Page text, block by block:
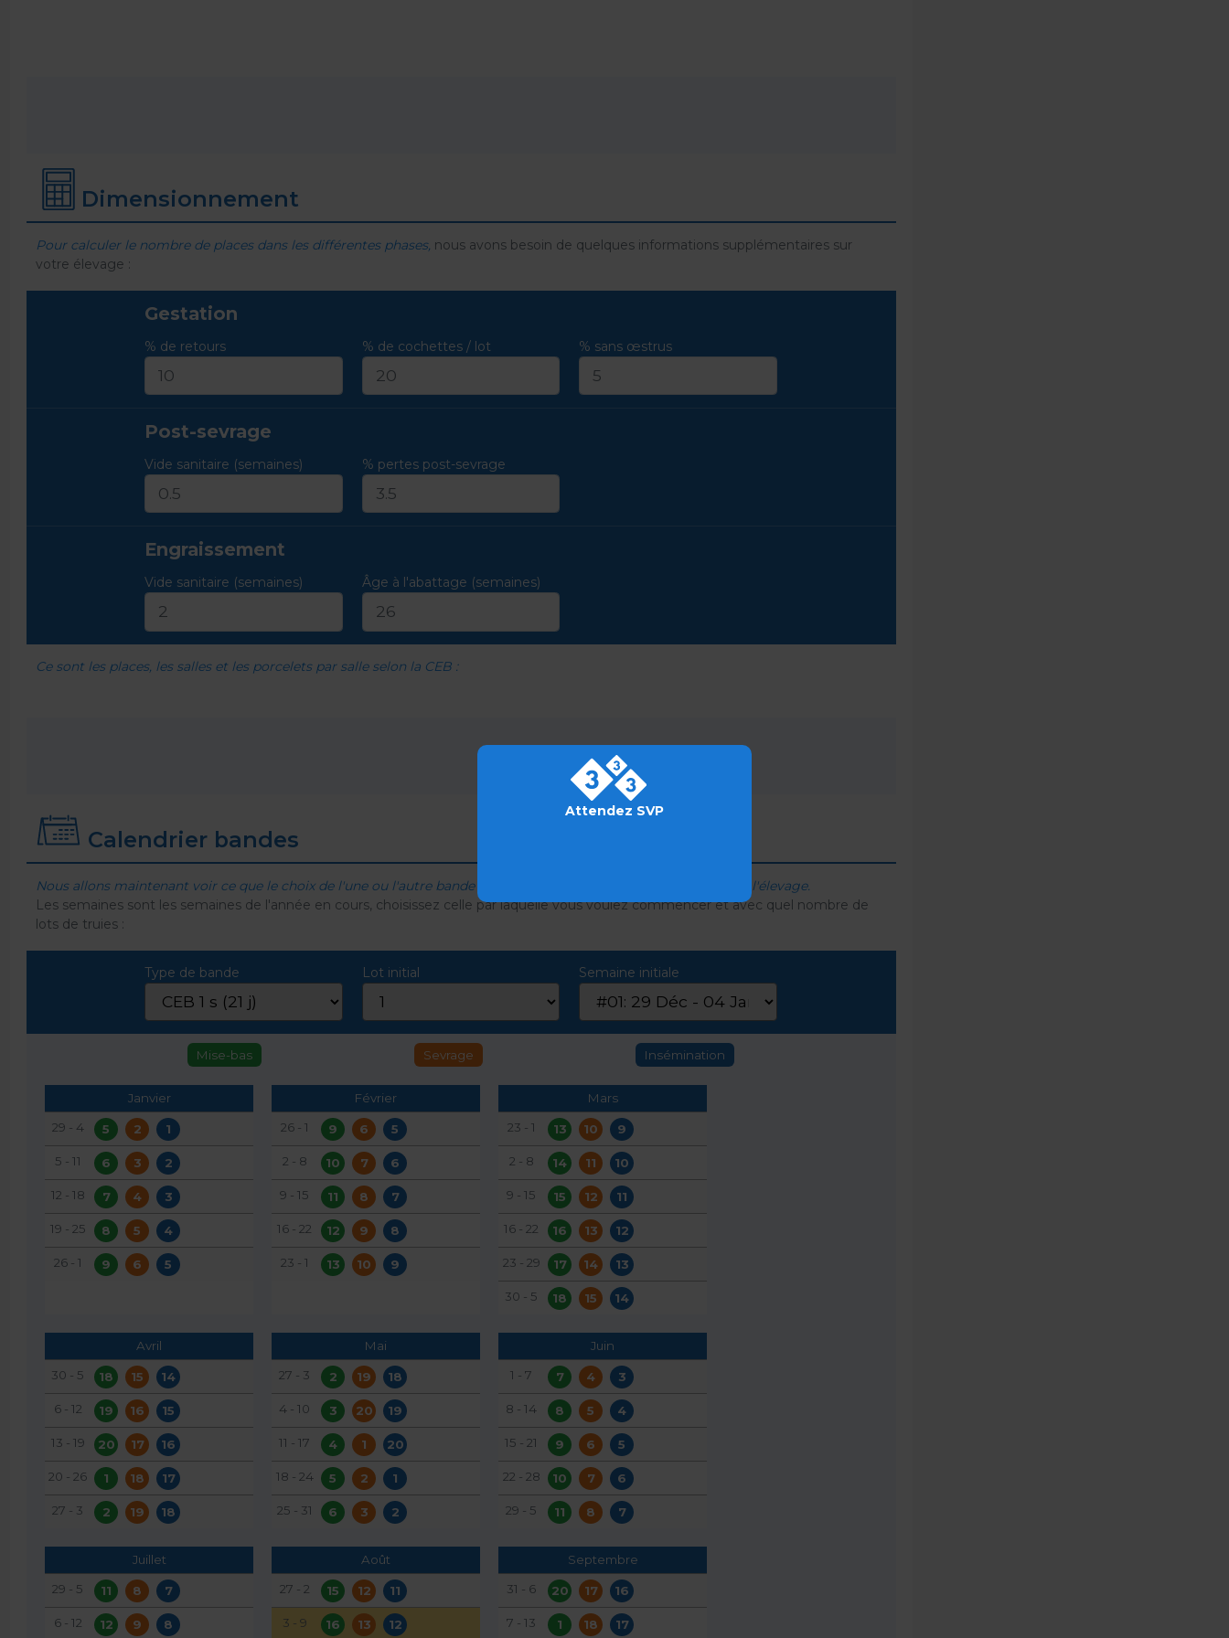
Dimensionnement
Pour calculer le nombre de places dans les différentes phases, nous avons besoin de quelques informations supplémentaires sur
votre élevage :
Gestation
% de retours % de cochettes / lot % sans œstrus
Post-sevrage
Vide sanitaire (semaines) % pertes post-sevrage
Engraissement
Vide sanitaire (semaines) Âge à l'abattage (semaines)
Ce sont les places, les salles et les porcelets par salle selon la CEB :
Calendrier bandes
Nous allons maintenant voir ce que le choix de l'une ou l'autre bande signifie pour les tâches hebdomadaires de l'élevage.
Les semaines sont les semaines de l'année en cours, choisissez celle par laquelle vous voulez commencer et avec quel nombre de
lots de truies :
Type de bande Lot initial Semaine initiale
Mise-bas Sevrage Insémination
Janvier
29 - 4
5 2 1
5 - 11 6 3 2
12 - 18 7 4 3
19 - 25 8 5 4
26 - 1 9 6 5
Février
26 - 1
9 6 5
2 - 8 10 7 6
9 - 15 11 8 7
16 - 22 12 9 8
23 - 1 13 10 9
Mars
23 - 1
13 10 9
2 - 8 14 11 10
9 - 15 15 12 11
16 - 22 16 13 12
23 - 29 17 14 13
30 - 5 18 15 14
Avril
30 - 5
18 15 14
6 - 12 19 16 15
13 - 19 20 17 16
20 - 26 1 18 17
27 - 3 2 19 18
Mai
27 - 3
2 19 18
4 - 10 3 20 19
11 - 17 4 1 20
18 - 24 5 2 1
25 - 31 6 3 2
Juin
1 - 7
7 4 3
8 - 14 8 5 4
15 - 21 9 6 5
22 - 28 10 7 6
29 - 5 11 8 7
Juillet
29 - 5
11 8 7
6 - 12 12 9 8
Août
27 - 2
15 12 11
3 - 9 16 13 12
Septembre
31 - 6
20 17 16
7 - 13 1 18 17
Attendez SVP